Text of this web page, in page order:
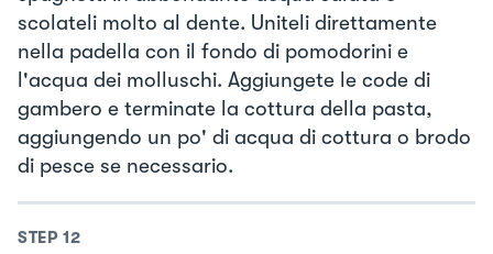
scolateli molto al dente. Uniteli direttamente
nella padella con il fondo di pomodorini e
l'acqua dei molluschi. Aggiungete le code di
gambero e terminate la cottura della pasta,
aggiungendo un po' di acqua di cottura o brodo
di pesce se necessario.
STEP 12